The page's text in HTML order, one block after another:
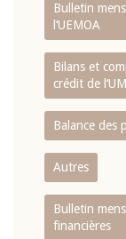
Bulletin
l‘UEMOA
Bilans et
crédit de
Balance des
Autres
Bulletin
financières